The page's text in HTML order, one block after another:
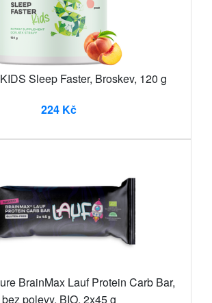
Sleep Faster, Broskev, 120 g
224 Kč
BrainMax Lauf Protein Carb Bar,
bez polevy, BIO, 2x45 g